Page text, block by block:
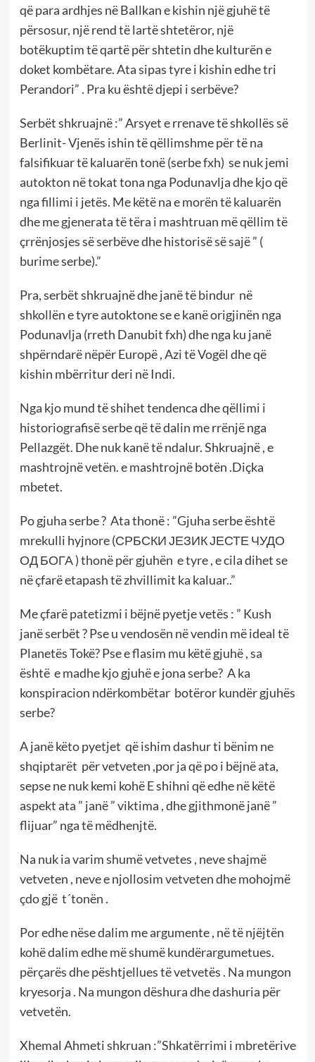
që para ardhjes në Ballkan e kishin një gjuhë të
përsosur, një rend të lartë shtetëror, një
botëkuptim të qartë për shtetin dhe kulturën e
doket kombëtare. Ata sipas tyre i kishin edhe tri
Perandori” . Pra ku është djepi i serbëve?
Serbët shkruajnë :” Arsyet e rrenave të shkollës së
Berlinit- Vjenës ishin të qëllimshme për të na
falsifikuar të kaluarën tonë (serbe fxh) se nuk jemi
autokton në tokat tona nga Podunavlja dhe kjo që
nga fillimi i jetës. Me këtë na e morën të kaluarën
dhe me gjenerata të tëra i mashtruan më qëllim të
çrrënjosjes së serbëve dhe historisë së sajë ” (
burime serbe).”
Pra, serbët shkruajnë dhe janë të bindur në
shkollën e tyre autoktone se e kanë origjinën nga
Podunavlja (rreth Danubit fxh) dhe nga ku janë
shpërndarë nëpër Europë , Azi të Vogël dhe që
kishin mbërritur deri në Indi.
Nga kjo mund të shihet tendenca dhe qëllimi i
historiografisë serbe që të dalin me rrënjë nga
Pellazgët. Dhe nuk kanë të ndalur. Shkruajnë , e
mashtrojnë vetën. e mashtrojnë botën .Diçka
mbetet.
Po gjuha serbe ? Ata thonë : ”Gjuha serbe është
mrekulli hyjnore (СРБСКИ ЈЕЗИК ЈЕСТЕ ЧУДО
ОД БОГА ) thonë për gjuhën e tyre , e cila dihet se
në çfarë etapash të zhvillimit ka kaluar..”
Me çfarë patetizmi i bëjnë pyetje vetës : ” Kush
janë serbët ? Pse u vendosën në vendin më ideal të
Planetës Tokë? Pse e flasim mu këtë gjuhë , sa
është e madhe kjo gjuhë e jona serbe? A ka
konspiracion ndërkombëtar botëror kundër gjuhës
serbe?
A janë këto pyetjet që ishim dashur ti bënim ne
shqiptarët për vetveten ,por ja që po i bëjnë ata,
sepse ne nuk kemi kohë E shihni që edhe në këtë
aspekt ata ” janë ” viktima , dhe gjithmonë janë ”
flijuar” nga të mëdhenjtë.
Na nuk ia varim shumë vetvetes , neve shajmë
vetveten , neve e njollosim vetveten dhe mohojmë
çdo gjë t´tonën .
Por edhe nëse dalim me argumente , në të njëjtën
kohë dalim edhe më shumë kundërargumetues.
përçarës dhe pështjellues të vetvetës . Na mungon
kryesorja . Na mungon dëshura dhe dashuria për
vetvetën.
Xhemal Ahmeti shkruan :”Shkatërrimi i mbretërive